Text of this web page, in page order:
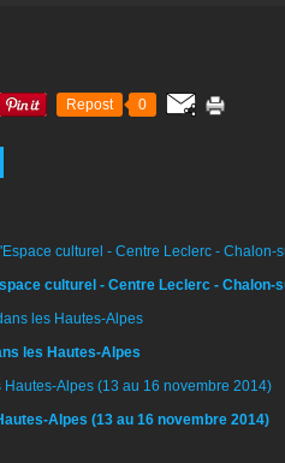
Repost 0
culturel - Centre Leclerc - Chalon-
les Hautes-Alpes
Alpes (13 au 16 novembre 2014)